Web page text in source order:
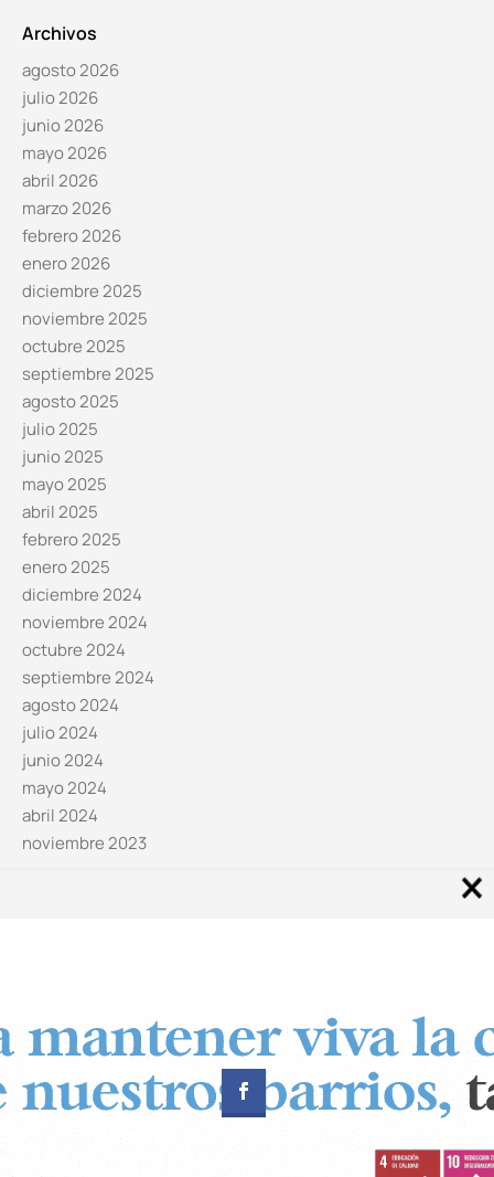
Archivos
agosto 2026
julio 2026
junio 2026
mayo 2026
abril 2026
marzo 2026
febrero 2026
enero 2026
diciembre 2025
noviembre 2025
octubre 2025
septiembre 2025
agosto 2025
julio 2025
junio 2025
mayo 2025
abril 2025
febrero 2025
enero 2025
diciembre 2024
noviembre 2024
octubre 2024
septiembre 2024
agosto 2024
julio 2024
junio 2024
mayo 2024
abril 2024
noviembre 2023